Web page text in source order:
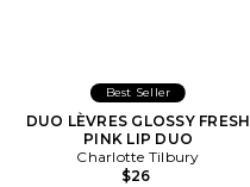
Best Seller
DUO LÈVRES GLOSSY FRESH
PINK LIP DUO
Charlotte Tilbury
$26